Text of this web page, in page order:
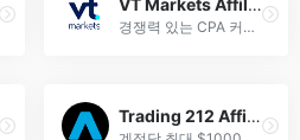
경쟁력 있는 CPA 커미션과 다양한 마케팅 도구로 수익 극대화.
Trading 212 Affiliate